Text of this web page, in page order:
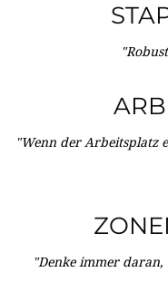
"Wenn der Arbeitsplatz
"Denke immer daran,